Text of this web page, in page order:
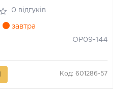
0 відгуків
завтра
OP09-144
Код: 601286-57